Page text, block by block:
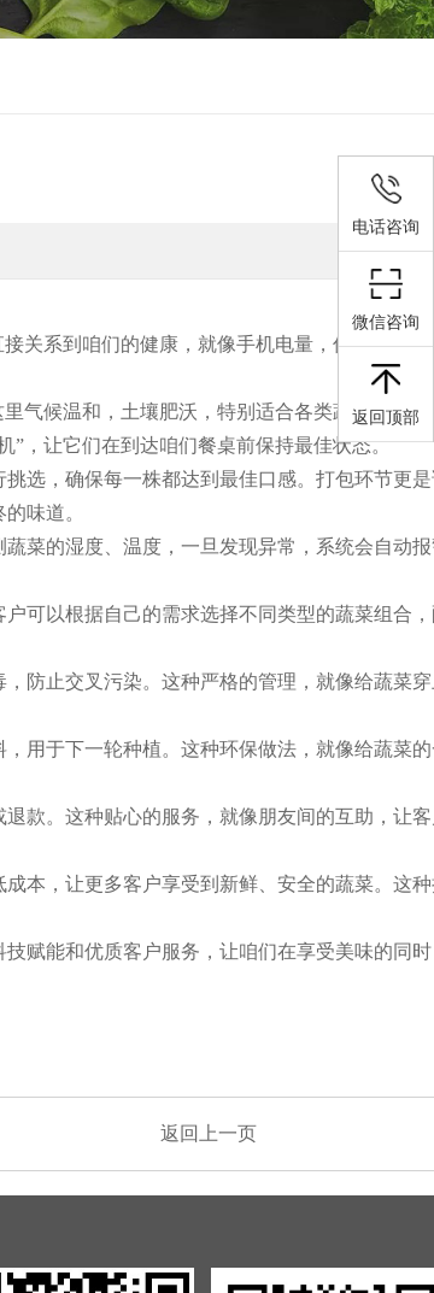
关系到咱们的健康，就像手机电量，低到一定程
气候温和，土壤肥沃，特别适合各类蔬菜生长。
”，让它们在到达咱们餐桌前保持最佳状态。
选，确保每一株都达到最佳口感。打包环节更
味道。
菜的湿度、温度，一旦发现异常，系统会自动
可以根据自己的需求选择不同类型的蔬菜组合
防止交叉污染。这种严格的管理，就像给蔬菜穿
用于下一轮种植。这种环保做法，就像给蔬菜
款。这种贴心的服务，就像朋友间的互助，让
本，让更多客户享受到新鲜、安全的蔬菜。这
赋能和优质客户服务，让咱们在享受美味的同
返回上一页
电话咨询
微信咨询
返回顶部